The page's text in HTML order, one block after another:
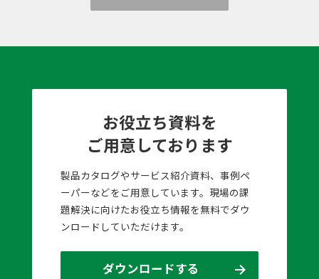
お役立ち資料を
ご用意しております
製品カタログやサービス紹介資料、事例ペ
ーパーなどをご用意しています。現場の課
題解決に向けたお役立ち情報を無料でダウ
ンロードしていただけます。
ダウンロードする